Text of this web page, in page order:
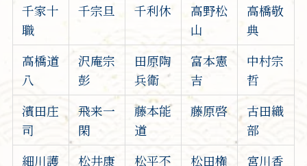
千家十
職
千宗旦 千利休
高野松
山
高橋敬
典
高橋道
八
沢庵宗
彭
田原陶
兵衛
富本憲
吉
中村宗
哲
濱田庄
司
飛来一
閑
藤本能
道
藤原啓
古田織
部
細川護
松井康
松平不
松田権
宮川香